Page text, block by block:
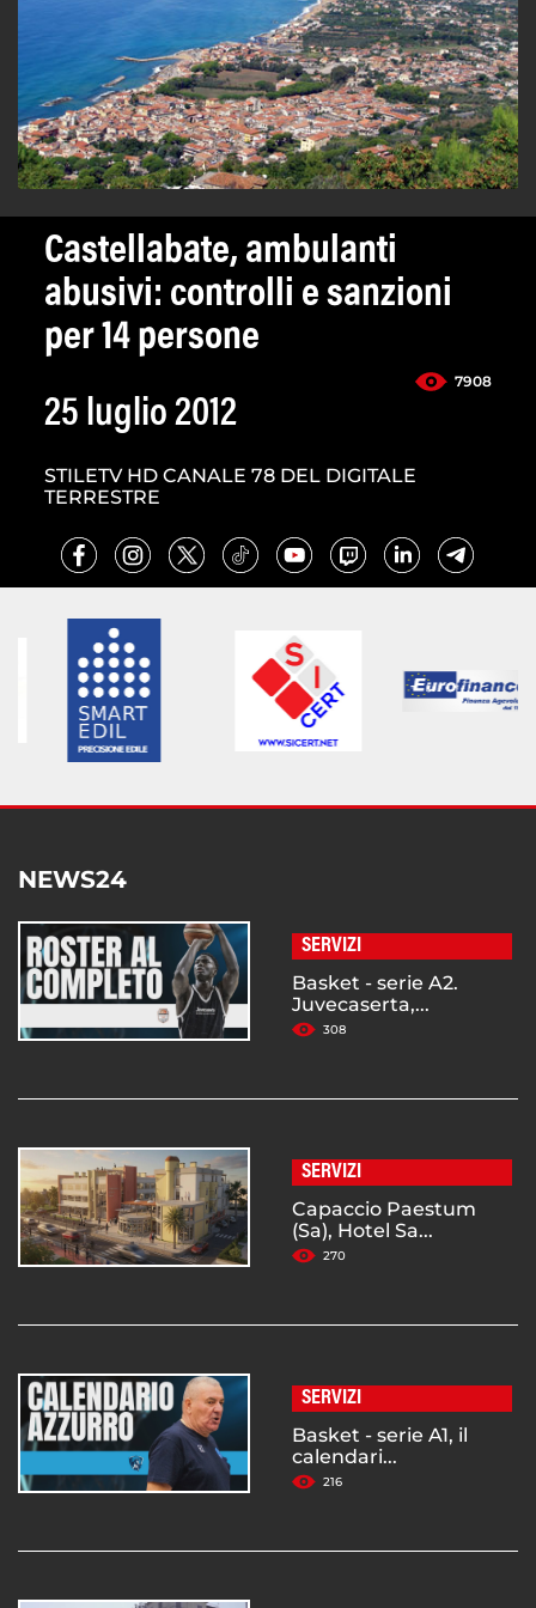
Castellabate, ambulanti
abusivi: controlli e sanzioni
per 14 persone
7908
25 luglio 2012
STILETV HD CANALE 78 DEL DIGITALE
TERRESTRE
NEWS24
SERVIZI
Basket - serie A2.
Juvecaserta,...
308
SERVIZI
Capaccio Paestum
(Sa), Hotel Sa...
270
SERVIZI
Basket - serie A1, il
calendari...
216